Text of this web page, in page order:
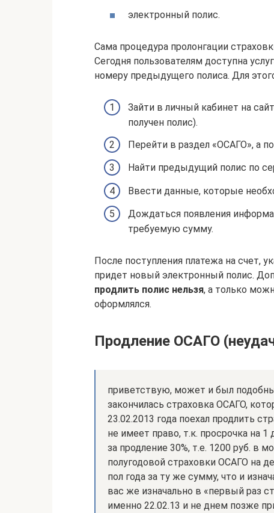
электронный полис.
Сама процедура пролонгации
Сегодня пользователям доступна
номеру предыдущего полиса. Для
Зайти в личный кабинет на
получен полис).
Перейти в раздел «ОСАГО», а
Найти предыдущий полис по
Ввести данные, которые
Дождаться появления
требуемую сумму.
После поступления платежа на счет,
придет новый электронный полис.
продлить полис нельзя, а только
оформлялся.
Продление ОСАГО
приветствую, может и был
закончилась страховка ОСАГО,
23.02.2013 года поехал продлить
не имеет право, т.к. просрочка на
за продление 30%, т.е. 1200 руб. в
полугодовой страховки ОСАГО на
пол года за ту же сумму, что и
вас же изначально в «первый раз
именно 22.02.13 и не днем позже